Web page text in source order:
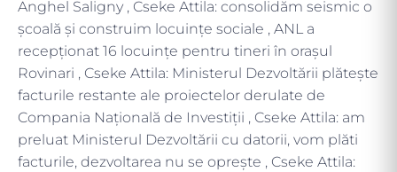
Anghel Saligny , Cseke Attila: consolidăm seismic o
școală și construim locuințe sociale , ANL a
recepţionat 16 locuinţe pentru tineri în orașul
Rovinari , Cseke Attila: Ministerul Dezvoltării plătește
facturile restante ale proiectelor derulate de
Compania Națională de Investiții , Cseke Attila: am
preluat Ministerul Dezvoltării cu datorii, vom plăti
facturile, dezvoltarea nu se oprește , Cseke Attila: